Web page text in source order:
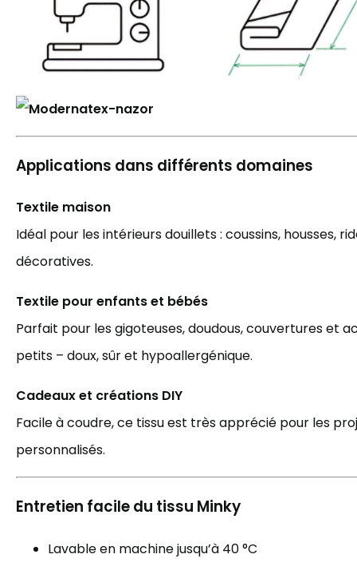
Applications dans différents domaines
Textile maison
Idéal pour les intérieurs douillets : coussins, housses,
décoratives.
Textile pour enfants et bébés
Parfait pour les gigoteuses, doudous, couvertures et
petits – doux, sûr et hypoallergénique.
Cadeaux et créations DIY
Facile à coudre, ce tissu est très apprécié pour les
personnalisés.
Entretien facile du tissu Minky
Lavable en machine jusqu’à 40 °C